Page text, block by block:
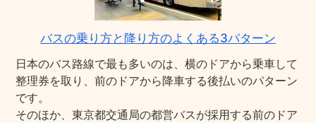
バスの乗り方と降り方のよくある3パターン
日本のバス路線で最も多いのは、横のドアから乗車して
整理券を取り、前のドアから降車する後払いのパターン
です。
そのほか、東京都交通局の都営バスが採用する前のドア